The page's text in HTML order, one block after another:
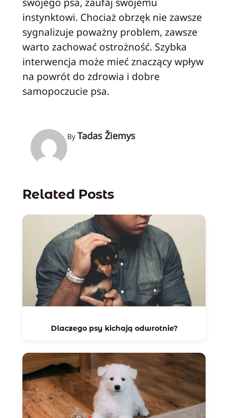
instynktowi. Chociaż obrzęk nie zawsze
sygnalizuje poważny problem, zawsze
warto zachować ostrożność. Szybka
interwencja może mieć znaczący wpływ
na powrót do zdrowia i dobre
samopoczucie psa.
By Tadas Žiemys
Related Posts
Dlaczego psy kichają odwrotnie?